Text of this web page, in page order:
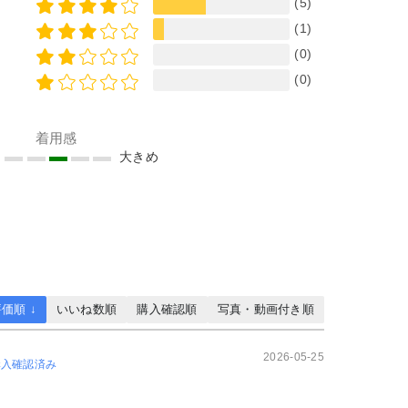
(1)
(0)
(0)
着用感
大きめ
順 ↓ いいね数順 購入確認順 写真・動画付き順
確認済み
2026-05-25